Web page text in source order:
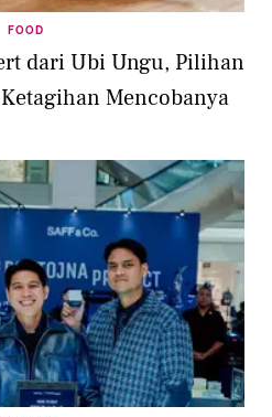
FOOD
dari Ubi Ungu, Pilihan
Mencobanya